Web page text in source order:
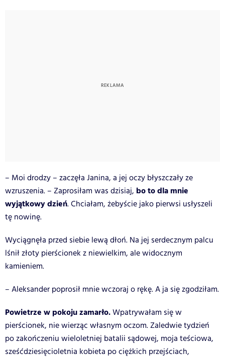
– Moi drodzy – zaczęła Janina, a jej oczy błyszczały ze
wzruszenia. – Zaprosiłam was dzisiaj, bo to dla mnie
wyjątkowy dzień. Chciałam, żebyście jako pierwsi usłyszeli
tę nowinę.
Wyciągnęła przed siebie lewą dłoń. Na jej serdecznym palcu
lśnił złoty pierścionek z niewielkim, ale widocznym
kamieniem.
– Aleksander poprosił mnie wczoraj o rękę. A ja się zgodziłam.
Powietrze w pokoju zamarło.Wpatrywałam się w
pierścionek, nie wierząc własnym oczom. Zaledwie tydzień
po zakończeniu wieloletniej batalii sądowej, moja teściowa,
sześćdziesięcioletnia kobieta po ciężkich przejściach,